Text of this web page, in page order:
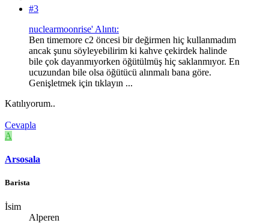
#3
nuclearmoonrise' Alıntı:
Ben timemore c2 öncesi bir değirmen hiç kullanmadım
ancak şunu söyleyebilirim ki kahve çekirdek halinde
bile çok dayanmıyorken öğütülmüş hiç saklanmıyor. En
ucuzundan bile olsa öğütücü alınmalı bana göre.
Genişletmek için tıklayın ...
Katılıyorum..
Cevapla
A
Arsosala
Barista
İsim
Alperen